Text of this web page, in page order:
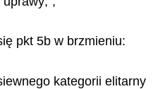
pkt 5b w brzmieniu:
kategorii elitarny